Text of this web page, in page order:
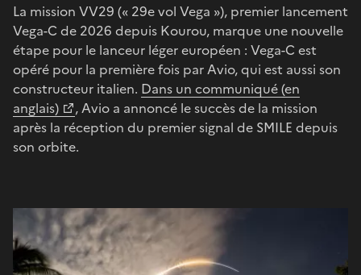
La mission VV29 (« 29e vol Vega »), premier lancement
Vega-C de 2026 depuis Kourou, marque une nouvelle
étape pour le lanceur léger européen : Vega-C est
opéré pour la première fois par Avio, qui est aussi son
constructeur italien. Dans un communiqué (en
anglais)
, Avio a annoncé le succès de la mission
après la réception du premier signal de SMILE depuis
son orbite.